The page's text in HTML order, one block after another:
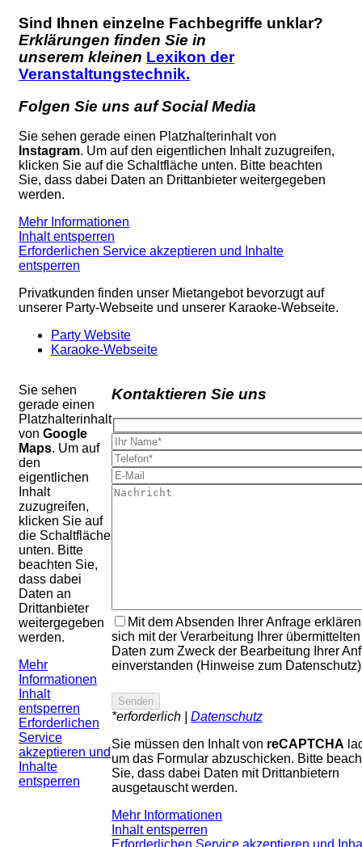
Sind Ihnen einzelne Fachbegriffe unklar?
Erklärungen finden Sie in
unserem kleinen Lexikon der
Veranstaltungstechnik.
Folgen Sie uns auf Social Media
Sie sehen gerade einen Platzhalterinhalt von
Instagram. Um auf den eigentlichen Inhalt zuzugreifen,
klicken Sie auf die Schaltfläche unten. Bitte beachten
Sie, dass dabei Daten an Drittanbieter weitergegeben
werden.
Mehr Informationen
Inhalt entsperren
Erforderlichen Service akzeptieren und Inhalte
entsperren
Privatkunden finden unser Mietangebot bevorzugt auf
unserer Party-Webseite und unserer Karaoke-Webseite.
Party Website
Karaoke-Webseite
Sie sehen
gerade einen
Platzhalterinhalt
von Google
Maps. Um auf
den
eigentlichen
Inhalt
zuzugreifen,
klicken Sie auf
die Schaltfläche
unten. Bitte
beachten Sie,
dass dabei
Daten an
Drittanbieter
weitergegeben
werden.
Mehr
Informationen
Inhalt
entsperren
Erforderlichen
Service
akzeptieren und
Inhalte
entsperren
Kontaktieren Sie uns
Mit dem Absenden Ihrer Anfrage
sich mit der Verarbeitung Ihrer übermittelten
Daten zum Zweck der Bearbeitung Ihrer
einverstanden (Hinweise zum Datenschutz)
*erforderlich | Datenschutz
Sie müssen den Inhalt von reCAPTCHA
um das Formular abzuschicken. Bitte
Sie, dass dabei Daten mit Drittanbietern
ausgetauscht werden.
Mehr Informationen
Inhalt entsperren